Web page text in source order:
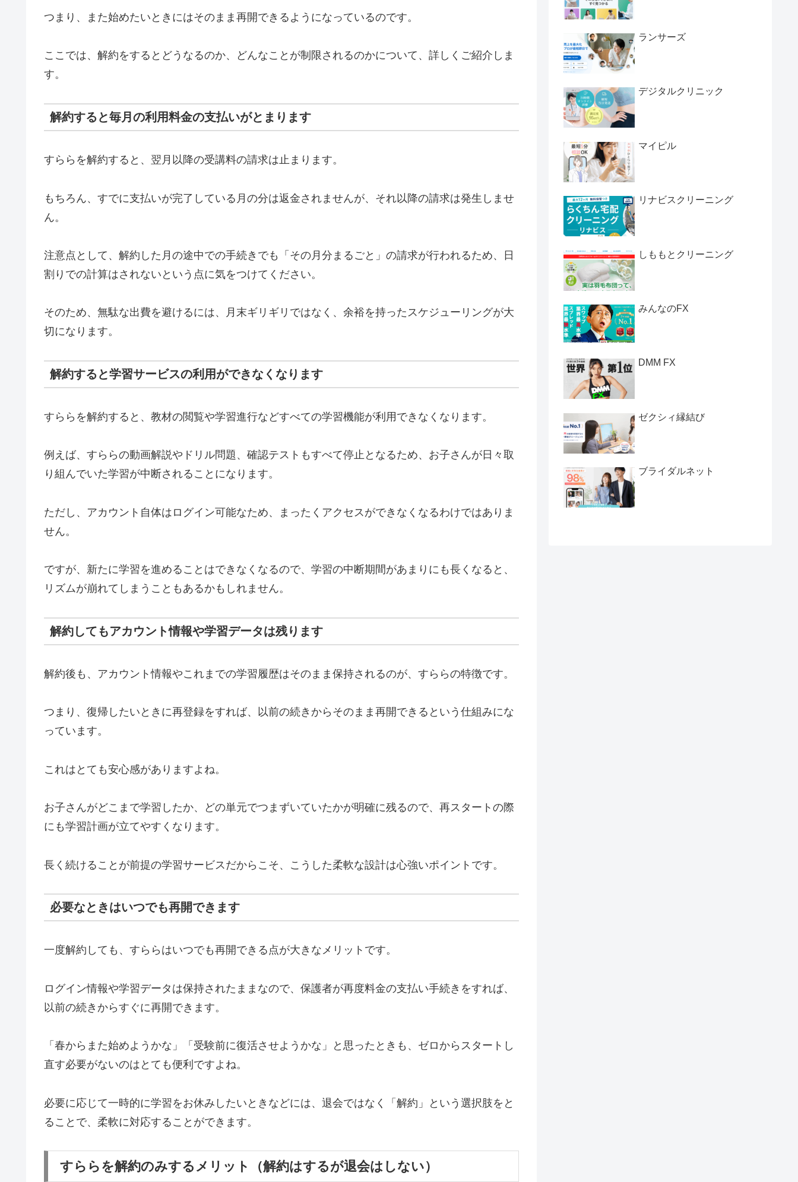
つまり、また始めたいときにはそのまま再開できるようになっているのです。
ここでは、解約をするとどうなるのか、どんなことが制限されるのかについて、詳しくご紹介しま
す。
解約すると毎月の利用料金の支払いがとまります
すららを解約すると、翌月以降の受講料の請求は止まります。
もちろん、すでに支払いが完了している月の分は返金されませんが、それ以降の請求は発生しませ
ん。
注意点として、解約した月の途中での手続きでも「その月分まるごと」の請求が行われるため、日
割りでの計算はされないという点に気をつけてください。
そのため、無駄な出費を避けるには、月末ギリギリではなく、余裕を持ったスケジューリングが大
切になります。
解約すると学習サービスの利用ができなくなります
すららを解約すると、教材の閲覧や学習進行などすべての学習機能が利用できなくなります。
例えば、すららの動画解説やドリル問題、確認テストもすべて停止となるため、お子さんが日々取
り組んでいた学習が中断されることになります。
ただし、アカウント自体はログイン可能なため、まったくアクセスができなくなるわけではありま
せん。
ですが、新たに学習を進めることはできなくなるので、学習の中断期間があまりにも長くなると、
リズムが崩れてしまうこともあるかもしれません。
解約してもアカウント情報や学習データは残ります
解約後も、アカウント情報やこれまでの学習履歴はそのまま保持されるのが、すららの特徴です。
つまり、復帰したいときに再登録をすれば、以前の続きからそのまま再開できるという仕組みにな
っています。
これはとても安心感がありますよね。
お子さんがどこまで学習したか、どの単元でつまずいていたかが明確に残るので、再スタートの際
にも学習計画が立てやすくなります。
長く続けることが前提の学習サービスだからこそ、こうした柔軟な設計は心強いポイントです。
必要なときはいつでも再開できます
一度解約しても、すららはいつでも再開できる点が大きなメリットです。
ログイン情報や学習データは保持されたままなので、保護者が再度料金の支払い手続きをすれば、
以前の続きからすぐに再開できます。
「春からまた始めようかな」「受験前に復活させようかな」と思ったときも、ゼロからスタートし
直す必要がないのはとても便利ですよね。
必要に応じて一時的に学習をお休みしたいときなどには、退会ではなく「解約」という選択肢をと
ることで、柔軟に対応することができます。
すららを解約のみするメリット（解約はするが退会はしない）
ランサーズ
デジタルクリニック
マイピル
リナビスクリーニング
しももとクリーニング
みんなのFX
DMM FX
ゼクシィ縁結び
ブライダルネット